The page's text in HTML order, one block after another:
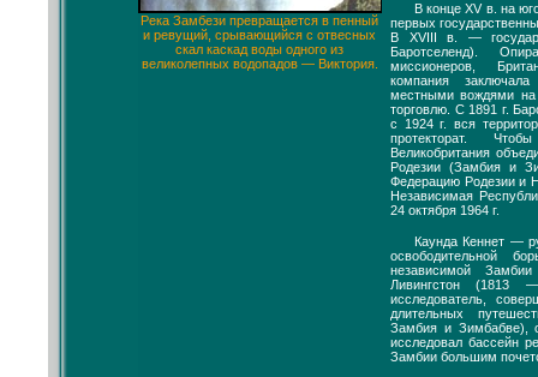
Река Замбези превращается в пенный
и ревущий, срывающийся с отвесных
скал каскад воды одного из
великолепных водопадов — Виктория.
В конце XV в. на
первых
В XVIII в. —
Баротселенд).
миссионеров,
компания
местными вождями на
торговлю. С 1891 г.
с 1924 г. вся
протекторат.
Великобритания
Родезии (Замбия и
Федерацию Родезии и
Независимая
24 октября 1964 г.
Каунда Кеннет —
освободительной
независимой
Ливингстон (1813
исследователь,
длительных
Замбия и Зимбабве),
исследовал бассейн
Замбии большим